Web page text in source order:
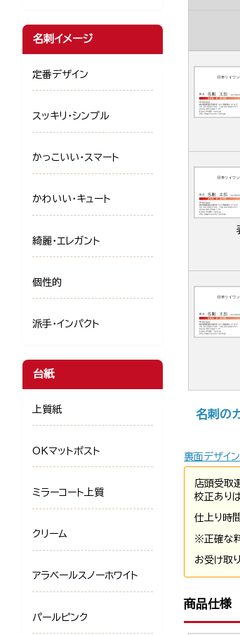
名刺の
裏面デザイ
店頭受取
校正あり
仕上り時
※正確な
お受け取
商品仕様
名刺イメージ
定番デザイン
スッキリ・シンプル
かっこいい・スマート
かわいい・キュート
綺麗・エレガント
個性的
派手・インパクト
台紙
上質紙
OKマットポスト
ミラーコート上質
クリーム
アラベールスノーホワイト
パールピンク